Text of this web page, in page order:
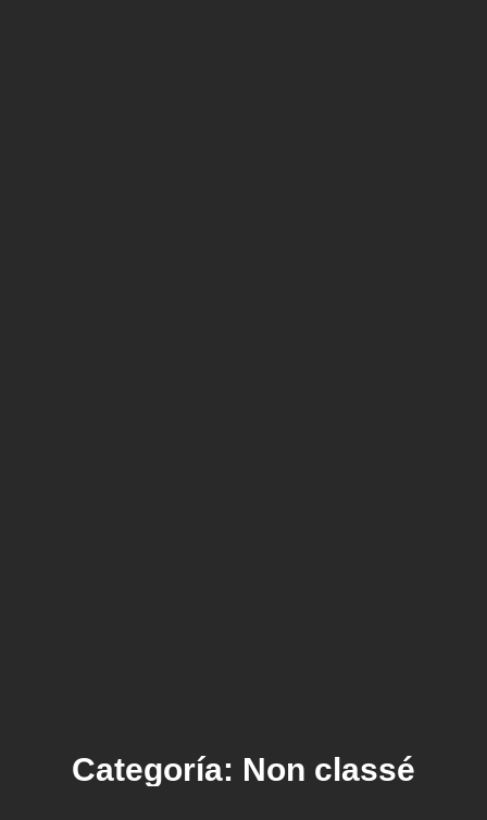
Categoría: Non classé